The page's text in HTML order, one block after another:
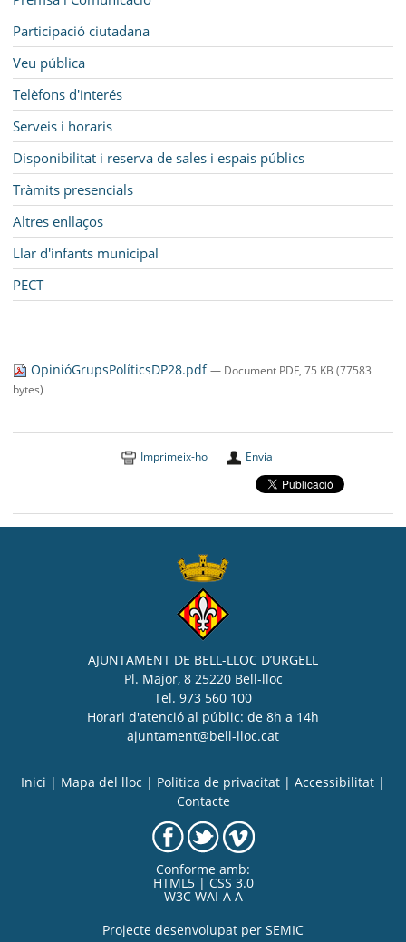
Participació ciutadana
Veu pública
Telèfons d'interés
Serveis i horaris
Disponibilitat i reserva de sales i espais públics
Tràmits presencials
Altres enllaços
Llar d'infants municipal
PECT
OpinióGrupsPolíticsDP28.pdf— Document PDF, 75 KB (77583
bytes)
Imprimeix-ho Envia
AJUNTAMENT DE BELL-LLOC D’URGELL
Pl. Major, 8 25220 Bell-lloc
Tel. 973 560 100
Horari d'atenció al públic: de 8h a 14h
ajuntament@bell-lloc.cat
Inici | Mapa del lloc | Politica de privacitat | Accessibilitat |
Contacte
Conforme amb:
HTML5 | CSS 3.0
W3C WAI-A A
Projecte desenvolupat per SEMIC